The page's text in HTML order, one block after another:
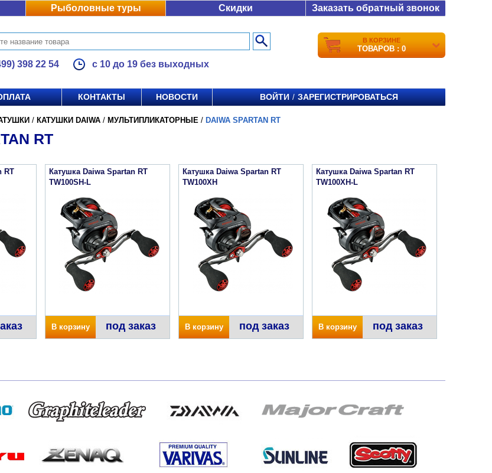
Рыболовные туры Скидки Заказать обратный звонок
398 22 54 с 10 до 19 без выходных
В КОРЗИНЕ
ТОВАРОВ : 0
КОНТАКТЫ НОВОСТИ ВОЙТИ / ЗАРЕГИСТРИРОВАТЬСЯ
/ КАТУШКИ DAIWA / МУЛЬТИПЛИКАТОРНЫЕ / DAIWA SPARTAN RT
RT
RT
Катушка Daiwa Spartan RT
TW100SH-L
В корзину под заказ
Катушка Daiwa Spartan RT
TW100XH
В корзину под заказ
Катушка Daiwa Spartan RT
TW100XH-L
В корзину под заказ